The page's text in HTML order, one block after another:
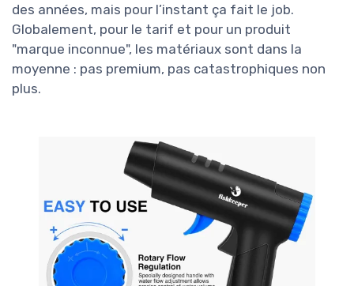
des années, mais pour l’instant ça fait le job.
Globalement, pour le tarif et pour un produit
"marque inconnue", les matériaux sont dans la
moyenne : pas premium, pas catastrophiques non
plus.